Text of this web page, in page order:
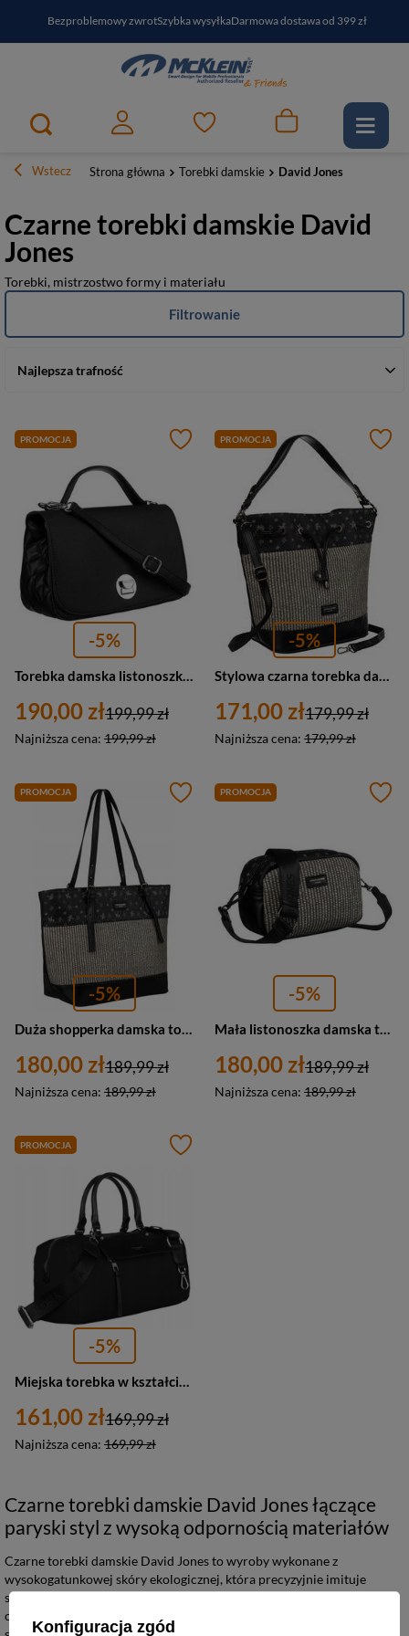
Bezproblemowy zwrotSzybka wysyłkaDarmowa dostawa od 399 zł
PayPo - kup i zapłać za30 dniZapisz się do newslettera i odbierz RABAT
Wstecz Strona główna Torebki damskie David Jones
Czarne torebki damskie David
Jones
Torebki, mistrzostwo formy i materiału
Najlepsza trafność
Filtrowanie
PROMOCJA
-5%
Torebka damska listonoszka crossbody z rączką czarna - David Jones 6835-1
190,00 zł
Najniższa cena: 199,99 zł
199,99 zł
PROMOCJA
-5%
Stylowa czarna torebka damska worek z ozdobnym panelem - David Jones 6875-2
171,00 zł
Najniższa cena: 179,99 zł
179,99 zł
PROMOCJA
-5%
180,00 zł
Najniższa cena: 189,99 zł
189,99 zł
PROMOCJA
-5%
180,00 zł
Najniższa cena: 189,99 zł
189,99 zł
PROMOCJA
-5%
Miejska torebka w kształcie bagietki czarna — David Jones 6702-6
161,00 zł
Najniższa cena: 169,99 zł
169,99 zł
Czarne torebki damskie David Jones łączące
paryski styl z wysoką odpornością materiałów
Czarne torebki damskie David Jones to wyroby wykonane z
wysokogatunkowej skóry ekologicznej, która precyzyjnie imituje
strukturę naturalnych materiałów przy zachowaniu zwiększonej
odporności na wilgoć i zarysowania. Kolekcja obejmuje szerokie
Konfiguracja zgód